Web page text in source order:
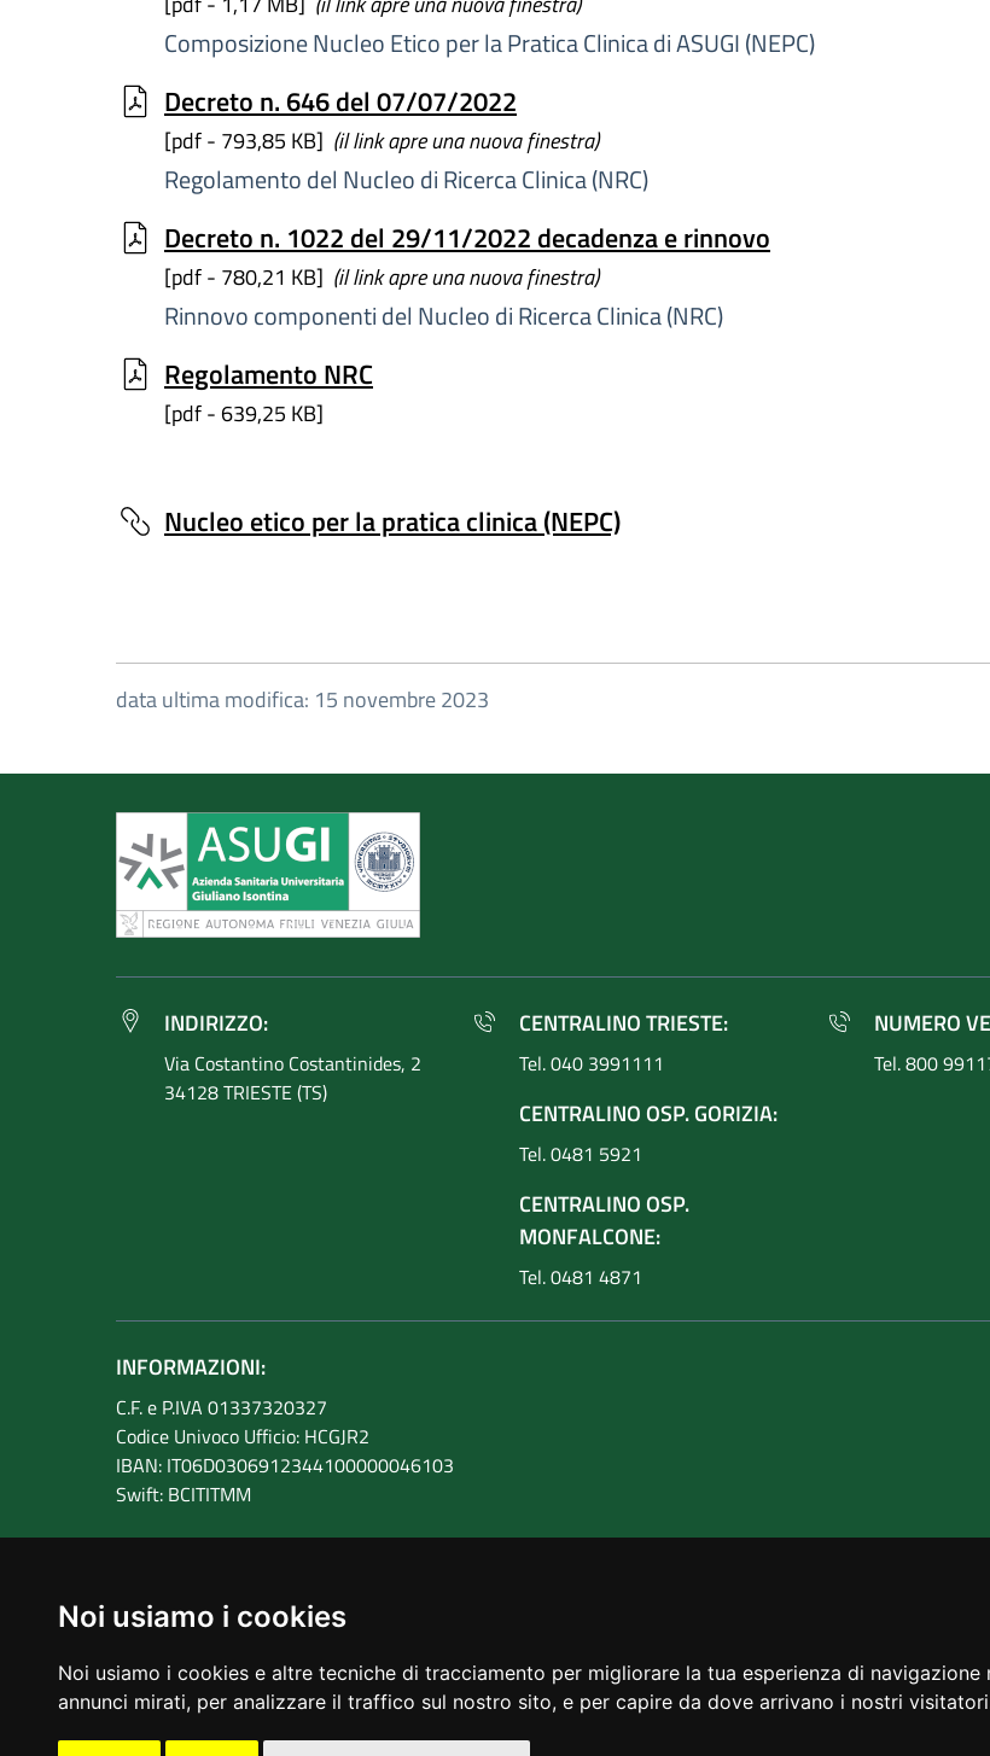
Noi usiamo i cookies
Noi usiamo i cookies e altre tecniche di tracciamento per migliorare la tua esperienza di
annunci mirati, per analizzare il traffico sul nostro sito, e per capire da dove arrivano i nostri
Composizione Nucleo Etico per la Pratica Clinica di ASUGI (NEPC)
Decreto n. 646 del 07/07/2022
[pdf - 793,85 KB] (il link apre una nuova finestra)
Regolamento del Nucleo di Ricerca Clinica (NRC)
Decreto n. 1022 del 29/11/2022 decadenza e rinnovo
[pdf - 780,21 KB] (il link apre una nuova finestra)
Rinnovo componenti del Nucleo di Ricerca Clinica (NRC)
Regolamento NRC
[pdf - 639,25 KB]
Nucleo etico per la pratica clinica (NEPC)
data ultima modifica: 15 novembre 2023
INDIRIZZO:
Via Costantino Costantinides, 2
34128 TRIESTE (TS)
CENTRALINO TRIESTE:
Tel. 040 3991111
CENTRALINO OSP. GORIZIA:
Tel. 0481 5921
CENTRALINO OSP.
MONFALCONE:
Tel. 0481 4871
NUMERO
Tel. 800
INFORMAZIONI:
C.F. e P.IVA 01337320327
Codice Univoco Ufficio: HCGJR2
IBAN: IT06D0306912344100000046103
Swift: BCITITMM
Amministrazione trasparente
Sezione Link Utili